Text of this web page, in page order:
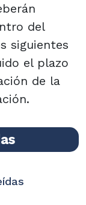
del
siguientes
el plazo
de la